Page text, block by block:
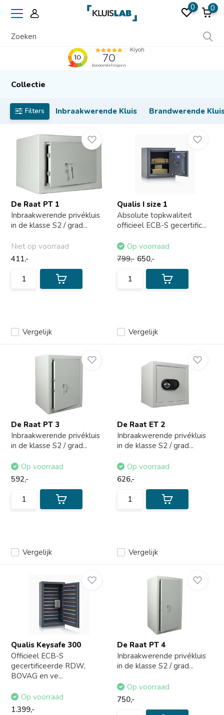
0 0
Collectie
Filters Inbraakwerende Kluis Brandwerende
De Raat PT 1
Inbraakwerende privékluis
in de klasse S2 / grad...
Vergelijk
Niet op voorraad
411,-
Qualis I size 1
Absolute topkwaliteit
officieel ECB-S gecertific...
Vergelijk
Op voorraad
799,- 650,-
De Raat PT 3
Inbraakwerende privékluis
in de klasse S2 / grad...
Vergelijk
Op voorraad
592,-
De Raat ET 2
Inbraakwerende privékluis
in de klasse S2 / grad...
Vergelijk
Op voorraad
626,-
Qualis Keysafe 300
Officieel ECB-S
gecertificeerde RDW,
BOVAG en ve...
Op voorraad
1.399,-
De Raat PT 4
Inbraakwerende privékluis
in de klasse S2 / grad...
Op voorraad
750,-